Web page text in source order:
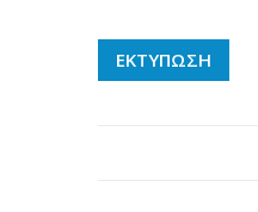
ΕΚΤΥΠΩΣΗ